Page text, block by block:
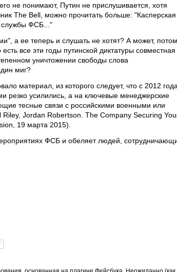
не понимают, Путин не прислушивается, хотя
The Bell, можно прочитать больше: "Касперская
службы ФСБ..."
а ее теперь и слушать не хотят? А может, потом
все эти годы путинской диктатуры совместная
уничтожении свободы слова
миг?
материал, из которого следует, что с 2012 года
резко усилились, а на ключевые менеджерские
тесные связи с российскими военными или
Jordan Robertson. The Company Securing
19 марта 2015).
ФСБ и обеляет людей,